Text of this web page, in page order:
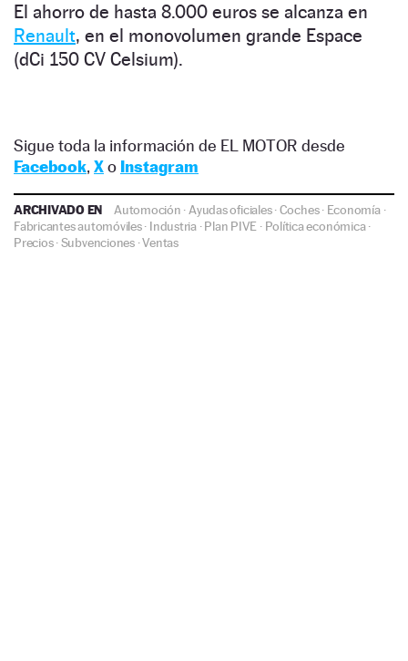
El ahorro de hasta 8.000 euros se alcanza en
Renault, en el monovolumen grande Espace
(dCi 150 CV Celsium).
Sigue toda la información de EL MOTOR desde
Facebook, Xo Instagram
ARCHIVADO EN Automoción · Ayudas oficiales·Coches· Economía·
Fabricantes automóviles· Industria·Plan PIVE · Política económica·
Precios·Subvenciones·Ventas